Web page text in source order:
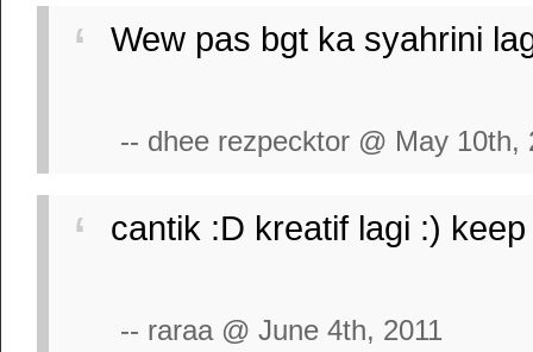
Wew pas bgt ka syahrini
-- dhee rezpecktor @ May 10th,
cantik :D kreatif lagi :)
-- raraa @ June 4th, 2011